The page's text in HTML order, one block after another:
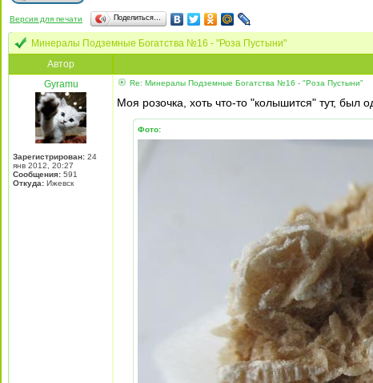
Версия для печати Поделиться…
Минералы Подземные Богатства №16 - "Роза Пустыни"
Автор
Gyramu
Зарегистрирован: 24
янв 2012, 20:27
Сообщения: 591
Откуда: Ижевск
Re: Минералы Подземные Богатства №16 - "Роза Пустыни"
Моя розочка, хоть что-то "колышится" тут, был
Фото: